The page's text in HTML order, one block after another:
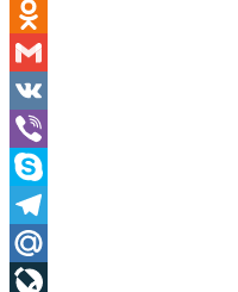
WhatsApp
Odnoklassniki
Gmail
VK
Viber
Skype
Telegram
Mail.Ru